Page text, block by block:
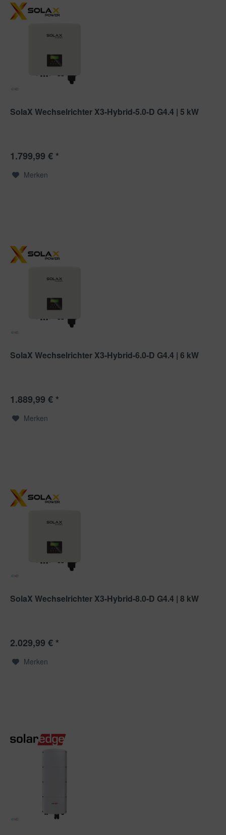
SolaX Wechselrichter X3-Hybrid-5.0-D G4.4 | 5 kW
1.799,99 € *
Merken
SolaX Wechselrichter X3-Hybrid-6.0-D G4.4 | 6 kW
1.889,99 € *
Merken
SolaX Wechselrichter X3-Hybrid-8.0-D G4.4 | 8 kW
2.029,99 € *
Merken